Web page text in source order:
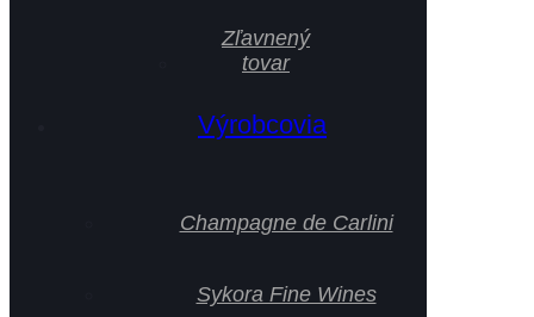
Zľavnený
tovar
Výrobcovia
Champagne de Carlini
Sykora Fine Wines